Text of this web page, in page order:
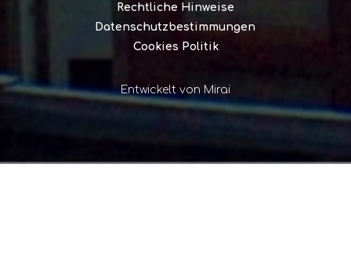
Rechtliche Hinweise
Datenschutzbestimmungen
Cookies Politik
Entwickelt von Mirai